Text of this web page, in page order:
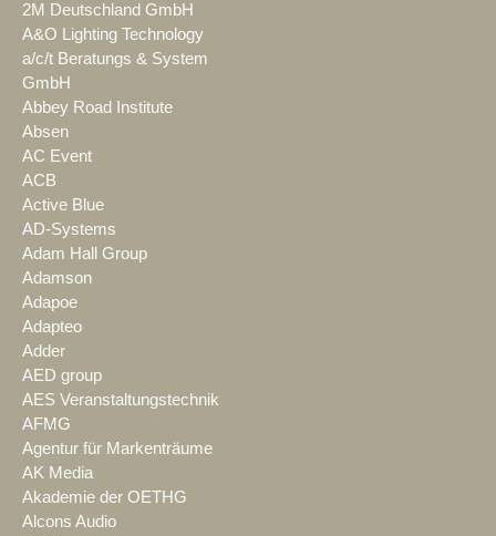
2M Deutschland GmbH
A&O Lighting Technology
a/c/t Beratungs & System
GmbH
Abbey Road Institute
Absen
AC Event
ACB
Active Blue
AD-Systems
Adam Hall Group
Adamson
Adapoe
Adapteo
Adder
AED group
AES Veranstaltungstechnik
AFMG
Agentur für Markenträume
AK Media
Akademie der OETHG
Alcons Audio